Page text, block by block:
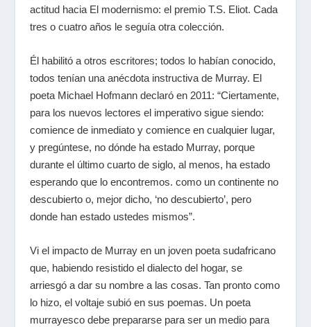
actitud hacia El modernismo: el premio T.S. Eliot. Cada
tres o cuatro años le seguía otra colección.
Él habilitó a otros escritores; todos lo habían conocido,
todos tenían una anécdota instructiva de Murray. El
poeta Michael Hofmann declaró en 2011: “Ciertamente,
para los nuevos lectores el imperativo sigue siendo:
comience de inmediato y comience en cualquier lugar,
y pregúntese, no dónde ha estado Murray, porque
durante el último cuarto de siglo, al menos, ha estado
esperando que lo encontremos. como un continente no
descubierto o, mejor dicho, ‘no descubierto’, pero
donde han estado ustedes mismos”.
Vi el impacto de Murray en un joven poeta sudafricano
que, habiendo resistido el dialecto del hogar, se
arriesgó a dar su nombre a las cosas. Tan pronto como
lo hizo, el voltaje subió en sus poemas. Un poeta
murrayesco debe prepararse para ser un medio para